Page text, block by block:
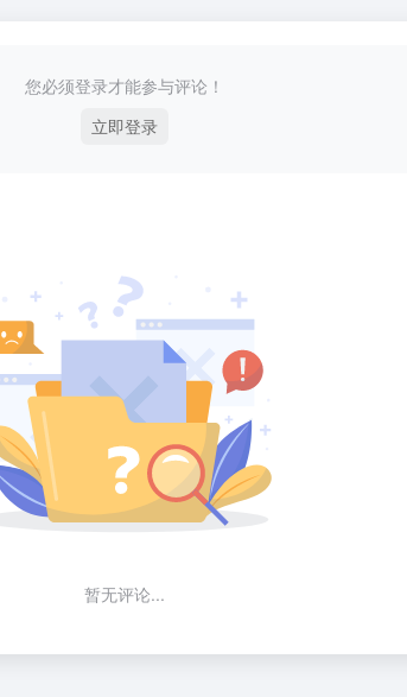
您必须登录才能参与评论！
立即登录
暂无评论...